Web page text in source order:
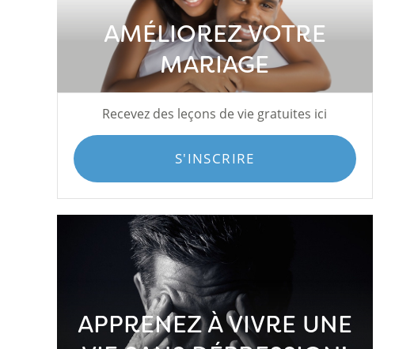
AMÉLIOREZ VOTRE
MARIAGE
Recevez des leçons de vie gratuites ici
S'INSCRIRE
APPRENEZ À VIVRE UNE